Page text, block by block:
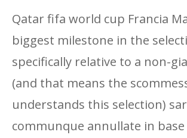
Qatar fifa world cup Francia
biggest milestone in the
specifically relative to a non-
(and that means the
understands this selection)
communque annullate in base